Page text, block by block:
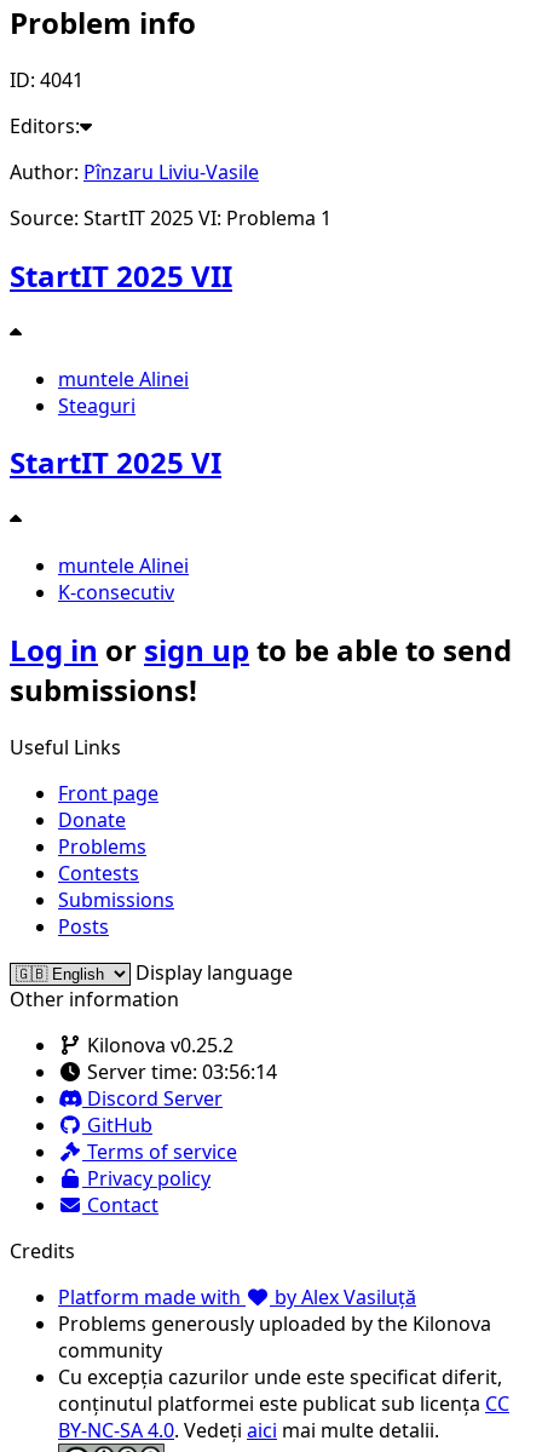
Problem info
ID: 4041
Editors:
Author: Pînzaru Liviu-Vasile
Source: StartIT 2025 VI: Problema 1
StartIT 2025 VII
muntele Alinei
Steaguri
StartIT 2025 VI
muntele Alinei
K-consecutiv
Log in or sign upto be able to send
submissions!
Useful Links
Front page
Donate
Problems
Contests
Submissions
Posts
Display language
Other information
Kilonova v0.25.2
Server time: 03:56:14
Discord Server
GitHub
Terms of service
Privacy policy
Contact
Credits
Platform made with
by Alex Vasiluță
Problems generously uploaded by the Kilonova
community
Cu excepția cazurilor unde este specificat diferit,
conținutul platformei este publicat sub licența CC
BY-NC-SA 4.0. Vedeți aici mai multe detalii.